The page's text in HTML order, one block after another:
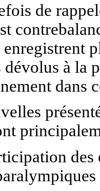
de
dévolus à la
dans
des